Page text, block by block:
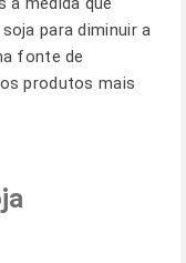
para diminuir a
fonte de
produtos mais